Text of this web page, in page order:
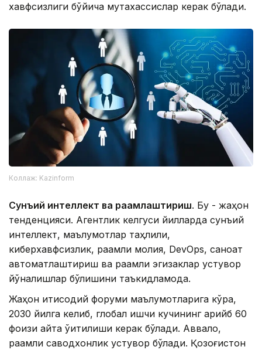
хавфсизлиги бўйича мутахассислар керак бўлади.
Коллаж: Kazinform
Сунъий интеллект ва рақамлаштириш. Бу - жаҳон
тенденцияси. Агентлик келгуси йилларда сунъий
интеллект, маълумотлар таҳлили,
киберхавфсизлик, рақамли молия, DevOps, саноат
автоматлаштириш ва рақамли эгизаклар устувор
йўналишлар бўлишини таъкидламоқда.
Жаҳон иқтисодий форуми маълумотларига кўра,
2030 йилга келиб, глобал ишчи кучининг қарийб 60
фоизи қайта ўқитилиши керак бўлади. Аввало,
рақамли саводхонлик устувор бўлади. Қозоғистон